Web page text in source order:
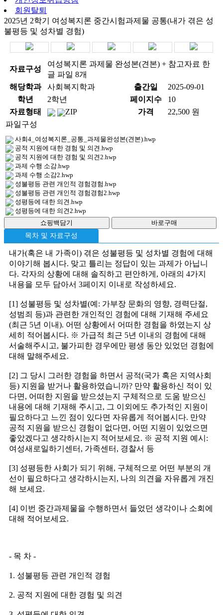
회원탈퇴
2025년 2학기 여성복지론 중간시험과제물 공통(내가 겪은 성
불평등 및 성차별 경험)
자료구성
여성복지론 과제물 완성본(견본) + 참고자료 한
글 파일 8개
해당학과
사회복지학과 출간일
2025-09-01
학년
2학년 페이지수
10
자료형태
ZIP 가격
22,500 원
파일구성
사회4_여성복지론_공통_과제물완성본(견본).hwp
공적 지원에 대한 경험 및 의견.hwp
공적 지원에 대한 경험 및 의견2.hwp
과제 수행 소감.hwp
과제 수행 소감2.hwp
성불평등 관련 개인적 경험경험.hwp
성불평등 관련 개인적 경험경험2.hwp
성평등에 대한 의견.hwp
성평등에 대한 의견2.hwp
목차 및 자료구성
내가(혹은 내 가족이) 겪은 성불평등 및 성차별 경험에 대해
이야기해 봅시다. 맞고 틀리는 정답이 있는 과제가 아닙니
다. 각자의 상황에 대해 솔직하고 편안하게, 아래의 4가지
내용을 모두 담아서 3페이지 이내로 작성하세요.
[1] 성불평등 및 성차별(예: 가부장 문화의 영향, 경력단절,
성범죄 등)과 관련한 개인적인 경험에 대해 기재해 주세요
(최근 5년 이내). 어떤 상황에서 어떠한 경험을 하였는지 상
세히 적어봅시다. ※ 가급적 최근 5년 이내의 경험에 대해
서술해주시고, 불가피한 경우에만 평생 동안 있었던 경험에
대해 말해주세요.
[2] 그 당시 그러한 경험을 하면서 공적(국가 혹은 지역사회
등) 지원을 받거나 활용하였습니까? 만약 활용하신 적이 있
다면, 어떠한 지원을 받으셨는지 구체적으로 도움 받으신
내용에 대해 기재해 주시고, 그 이외에도 추가적인 지원이
필요하다고 느낀 점이 있다면 자유롭게 적어봅시다. 만약
공적 지원을 받으신 경험이 없다면, 어떤 지원이 있었으면
좋았겠다고 생각하시는지 적어보세요. ※ 공적 지원 예시:
여성새로일하기센터, 가족센터, 경찰서 등
[3] 성평등한 사회가 되기 위해, 구체적으로 어떤 부분의 개
선이 필요하다고 생각하시는지, 나의 의견을 자유롭게 개진
해 보세요.
[4] 이번 중간과제물을 수행하면서 들었던 생각이나 소회에
대해 적어보세요.
- 목 차 -
1. 성불평등 관련 개인적 경험
2. 공적 지원에 대한 경험 및 의견